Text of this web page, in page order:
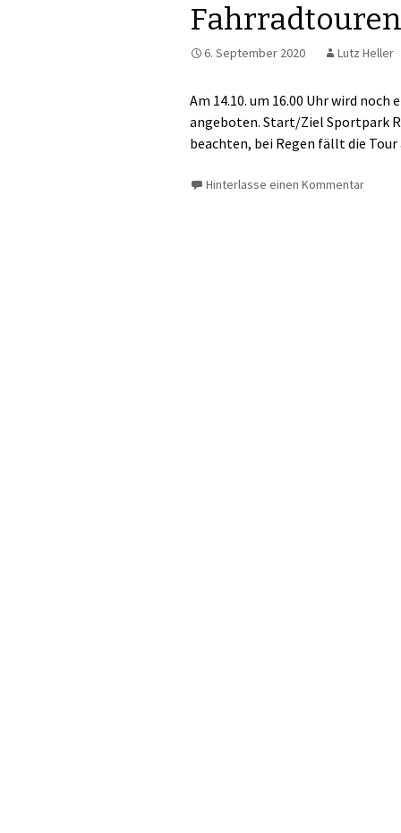
6. September 2020 Lutz Heller
Am 14.10. um 16.00 Uhr wird
angeboten. Start/Ziel Sportpark
beachten, bei Regen fällt die Tour
Hinterlasse einen Kommentar